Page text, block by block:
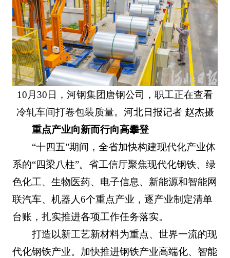
10月30日，河钢集团唐钢公司，职工正在查看
冷轧车间打卷包装质量。河北日报记者 赵杰摄
重点产业向新而行向高攀登
“十四五”期间，全省加快构建现代化产业体
系的“四梁八柱”。省工信厅聚焦现代化钢铁、绿
色化工、生物医药、电子信息、新能源和智能网
联汽车、机器人6个重点产业，逐产业制定清单
台账，扎实推进各项工作任务落实。
打造以新工艺新材料为重点、世界一流的现
代化钢铁产业。加快推进钢铁产业高端化、智能